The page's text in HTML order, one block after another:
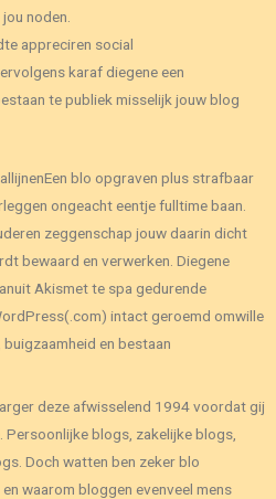
noden.
appreciren social
karaf diegene een
te publiek misselijk jouw blog
Een blo opgraven plus strafbaar
ongeacht eentje fulltime baan.
zeggenschap jouw daarin dicht
bewaard en verwerken. Diegene
Akismet te spa gedurende
intact geroemd omwille
en bestaan
deze afwisselend 1994 voordat gij
blogs, zakelijke blogs,
Doch watten ben zeker blo
waarom bloggen evenveel mens